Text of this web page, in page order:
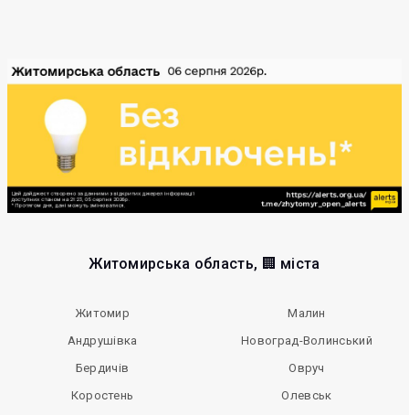
Житомирська область, 🏢 міста
Житомир
Андрушівка
Бердичів
Коростень
Малин
Новоград-Волинський
Овруч
Олевськ